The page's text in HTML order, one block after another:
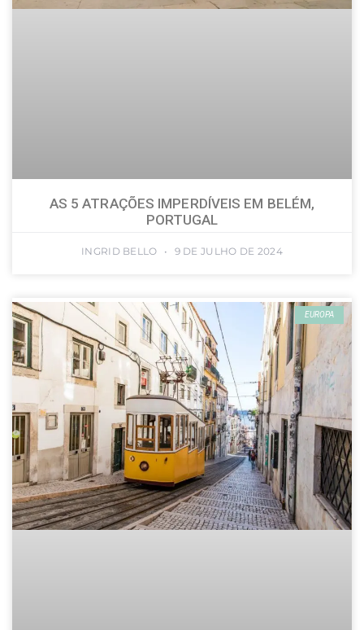
AS 5 ATRAÇÕES IMPERDÍVEIS EM BELÉM,
PORTUGAL
INGRID BELLO 9 DE JULHO DE 2024
EUROPA